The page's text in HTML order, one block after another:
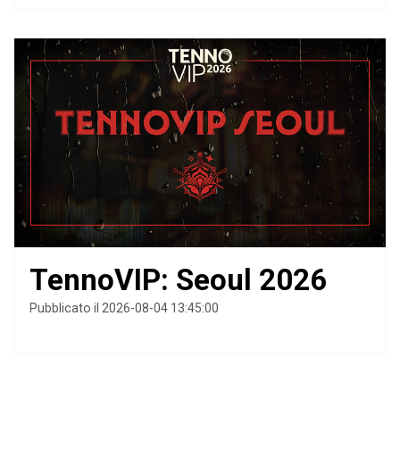
TennoVIP: Seoul 2026
Pubblicato il 2026-08-04 13:45:00